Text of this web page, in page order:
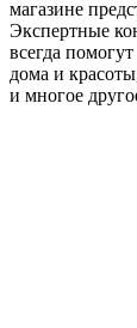
магазине
Экспертные
всегда
дома и
и многое